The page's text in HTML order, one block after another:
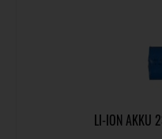
LI-ION AKKU